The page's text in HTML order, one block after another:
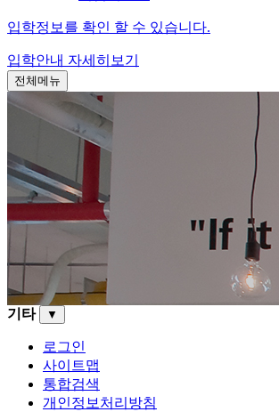
입학정보를 확인 할 수 있습니다.
입학안내 자세히보기
전체메뉴
기타 ▼
로그인
사이트맵
통합검색
개인정보처리방침